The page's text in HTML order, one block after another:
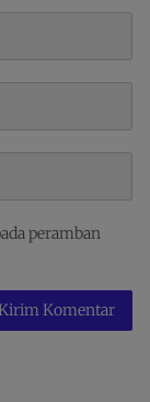
peramban